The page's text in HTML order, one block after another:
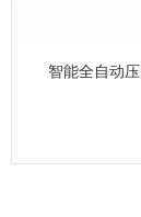
控制器